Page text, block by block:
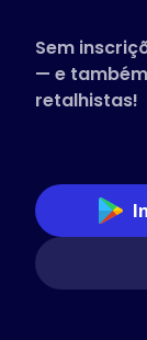
Sem
— e
retalhistas!